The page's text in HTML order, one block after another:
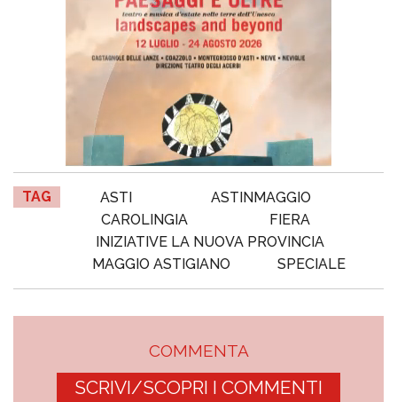
TAG ASTI
ASTINMAGGIO
CAROLINGIA
FIERA
INIZIATIVE LA NUOVA PROVINCIA
MAGGIO ASTIGIANO
SPECIALE
COMMENTA
SCRIVI/SCOPRI I COMMENTI